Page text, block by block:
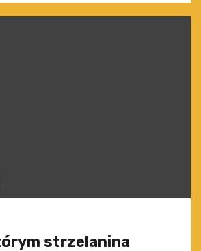
strzelanina